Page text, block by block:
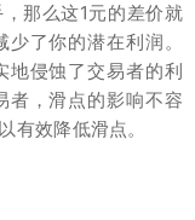
那么这1元的差价就
了你的潜在利润。
地侵蚀了交易者的利
者，滑点的影响不容
有效降低滑点。